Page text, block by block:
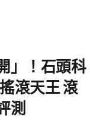
」！石頭科
滾天王 滾
測